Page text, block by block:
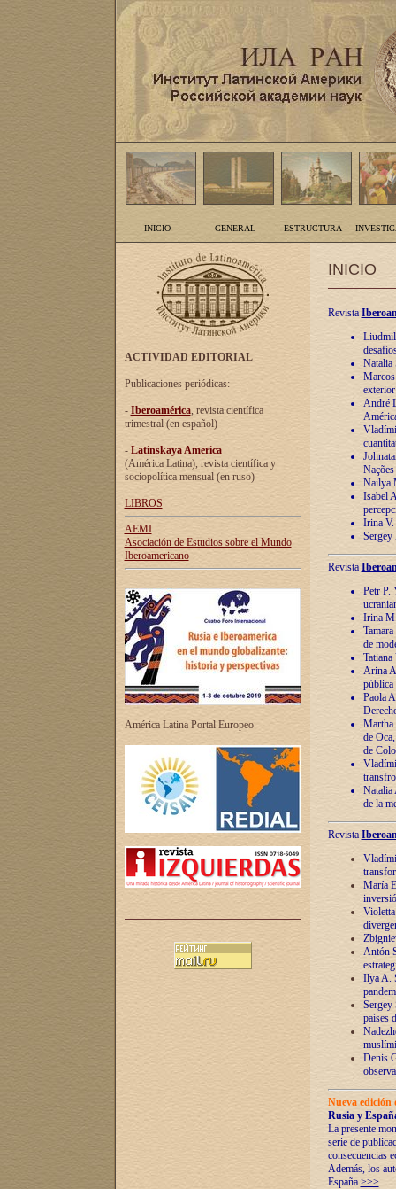
INICIO GENERAL ESTRUCTURA
ACTIVIDAD EDITORIAL
Publicaciones periódicas:
- Iberoamérica, revista científica
trimestral (en español)
- Latinskaya America
(América Latina), revista científica y
sociopolítica mensual (en ruso)
LIBROS
AEMI
Asociación de Estudios sobre el Mundo
Iberoamericano
América Latina Portal Europeo
INICIO
Revista
Natalia
André
Nailya
Isabel
Irina V.
Sergey
Revista
Petr P.
Irina
de
Arina
pública
Paola
Martha
de
de
Natalia
de la
Revista
María
Antón
Ilya A.
Sergey
países
Denis
Nueva
Rusia y
La presente
serie de
consecuencias
Además, los
España >>>